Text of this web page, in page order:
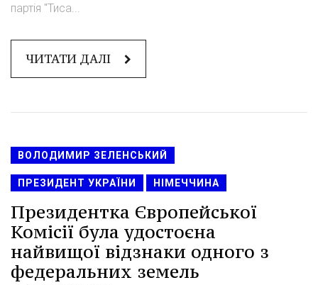
партія "Тиса...
ЧИТАТИ ДАЛІ
ВОЛОДИМИР ЗЕЛЕНСЬКИЙ
ПРЕЗИДЕНТ УКРАЇНИ НІМЕЧЧИНА
Президентка Європейської
Комісії була удостоєна
найвищої відзнаки одного з
федеральних земель